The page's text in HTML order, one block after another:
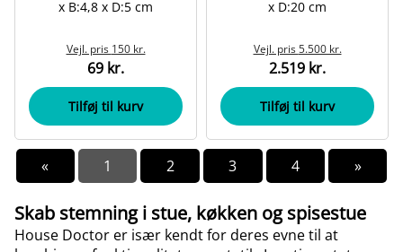
x B:4,8 x D:5 cm
Vejl. pris 150 kr.
69 kr.
Tilføj til kurv
x D:20 cm
Vejl. pris5.500 kr.
2.519 kr.
Tilføj til kurv
« 1 2 3 4 »
Skab stemning i stue, køkken og spisestue
House Doctor er især kendt for deres evne til at